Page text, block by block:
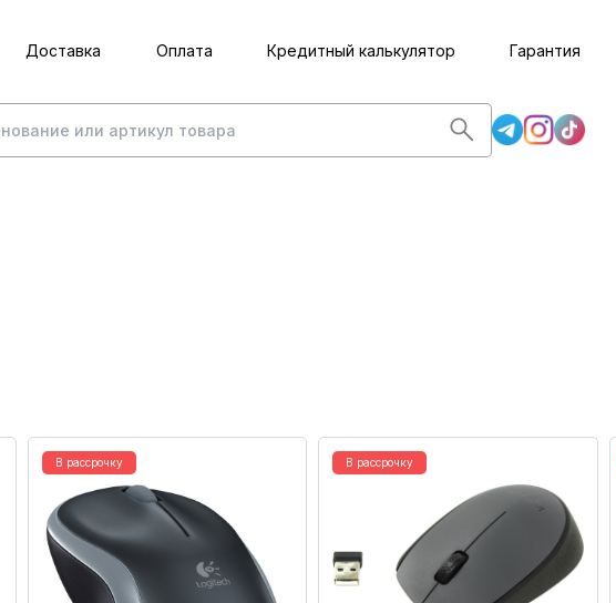
Доставка Оплата Кредитный калькулятор Гарантия
В рассрочку В рассрочку